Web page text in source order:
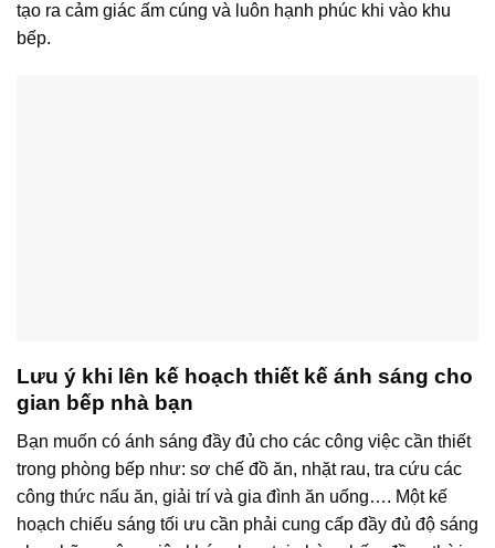
tạo ra cảm giác ấm cúng và luôn hạnh phúc khi vào khu
bếp.
Lưu ý khi lên kế hoạch thiết kế ánh sáng cho
gian bếp nhà bạn
Bạn muốn có ánh sáng đầy đủ cho các công việc cần thiết
trong phòng bếp như: sơ chế đồ ăn, nhặt rau, tra cứu các
công thức nấu ăn, giải trí và gia đình ăn uống…. Một kế
hoạch chiếu sáng tối ưu cần phải cung cấp đầy đủ độ sáng